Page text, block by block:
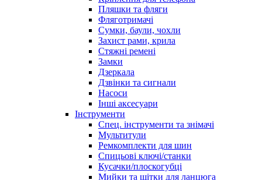
Пляшки та фляги
Фляготримачі
Сумки, баули, чохли
Захист рами, крила
Стяжні ремені
Замки
Дзеркала
Дзвінки та сигнали
Насоси
Інші аксесуари
Інструменти
Спец. інструменти та знімачі
Мультитули
Ремкомплекти для шин
Спицьові ключі/станки
Кусачки/плоскогубці
Мийки та щітки для ланцюга